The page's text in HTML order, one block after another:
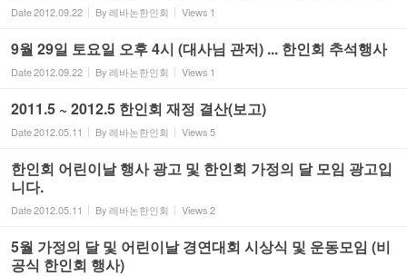
Date2012.09.22 By레바논한인회 Views 1
9월 29일 토요일 오후 4시 (대사님 관저) ... 한인회 추석행사
Date2012.09.22 By레바논한인회 Views 1
2011.5 ~ 2012.5 한인회 재정 결산(보고)
Date2012.05.11 By레바논한인회 Views5
한인회 어린이날 행사 광고 및 한인회 가정의 달 모임 광고입
니다.
Date2012.05.11 By레바논한인회 Views2
5월 가정의 달 및 어린이날 경연대회 시상식 및 운동모임 (비
공식 한인회 행사)